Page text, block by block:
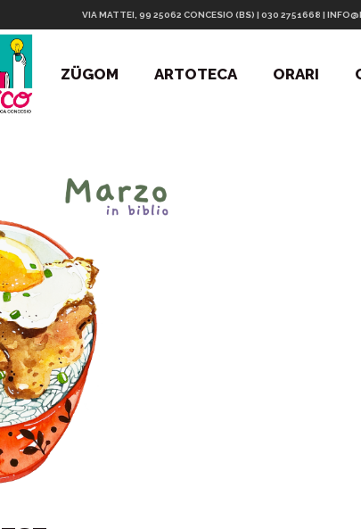
VIA MATTEI, 99 25062 CONCESIO (BS) | 030 2751668 |
ZÜGOM ARTOTECA ORARI